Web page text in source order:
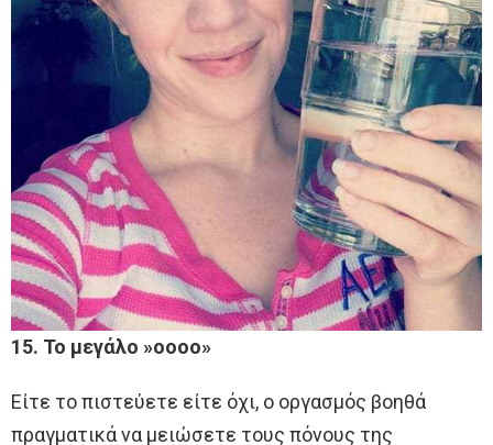
15. Το μεγάλο »οοοο»
Είτε το πιστεύετε είτε όχι, ο οργασμός βοηθά
πραγματικά να μειώσετε τους πόνους της